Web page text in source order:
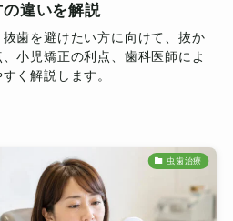
違いを解説
歯を避けたい方に向けて、抜か
小児矯正の利点、歯科医師によ
く解説します。
虫歯治療